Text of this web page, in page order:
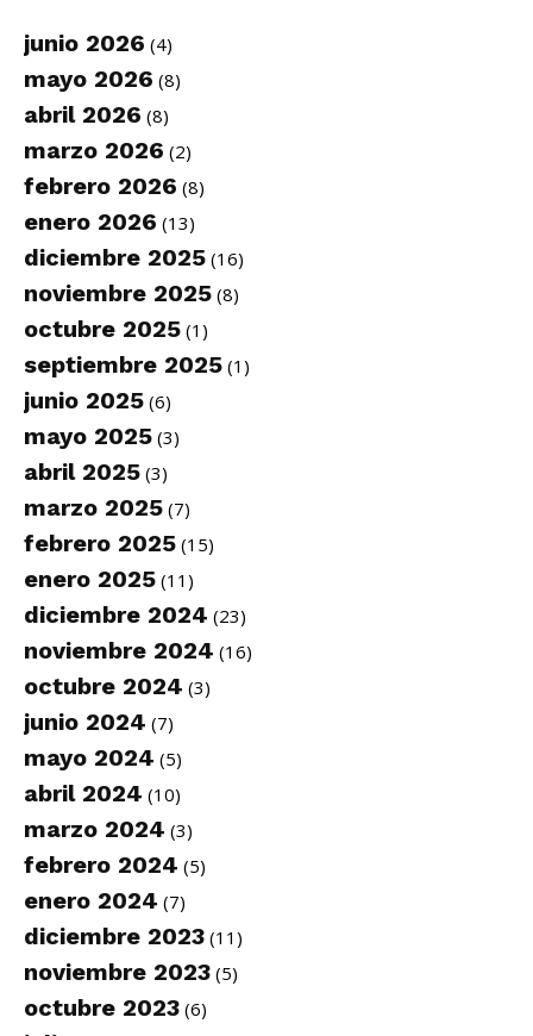
junio 2026 (4)
mayo 2026 (8)
abril 2026 (8)
marzo 2026 (2)
febrero 2026 (8)
enero 2026 (13)
diciembre 2025 (16)
noviembre 2025 (8)
octubre 2025 (1)
septiembre 2025 (1)
junio 2025 (6)
mayo 2025 (3)
abril 2025 (3)
marzo 2025 (7)
febrero 2025 (15)
enero 2025 (11)
diciembre 2024 (23)
noviembre 2024 (16)
octubre 2024 (3)
junio 2024 (7)
mayo 2024 (5)
abril 2024 (10)
marzo 2024 (3)
febrero 2024 (5)
enero 2024 (7)
diciembre 2023 (11)
noviembre 2023 (5)
octubre 2023 (6)